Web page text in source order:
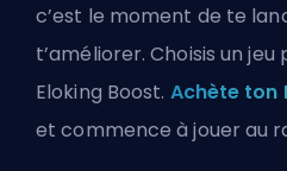
c’est le moment de te
t’améliorer. Choisis un
Eloking Boost. Achète ton
et commence à jouer au